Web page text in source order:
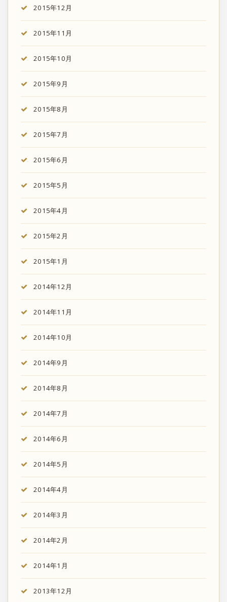
2015年12月
2015年11月
2015年10月
2015年9月
2015年8月
2015年7月
2015年6月
2015年5月
2015年4月
2015年2月
2015年1月
2014年12月
2014年11月
2014年10月
2014年9月
2014年8月
2014年7月
2014年6月
2014年5月
2014年4月
2014年3月
2014年2月
2014年1月
2013年12月